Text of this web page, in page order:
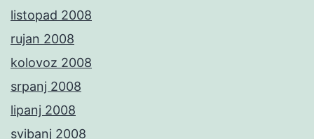
listopad 2008
rujan 2008
kolovoz 2008
srpanj 2008
lipanj 2008
svibanj 2008